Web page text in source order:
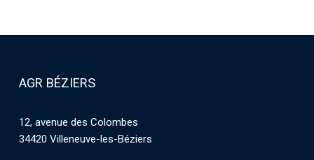
AGR BÉZIERS
12, avenue des Colombes
34420 Villeneuve-les-Béziers